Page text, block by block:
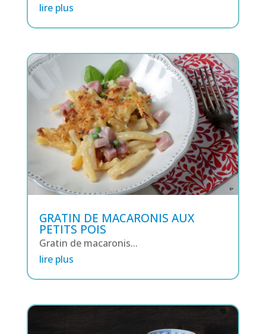
lire plus
GRATIN DE MACARONIS AUX
PETITS POIS
Gratin de macaronis...
lire plus